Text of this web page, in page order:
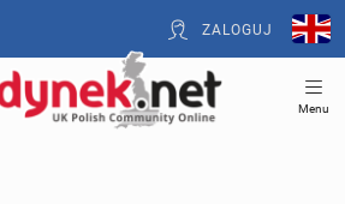
ZALOGUJ
Menu